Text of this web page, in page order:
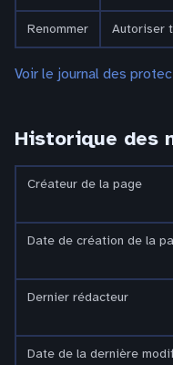
Renommer Autoriser
Voir le journal des
Historique des
Créateur de la page
Date de création de la
Dernier rédacteur
Date de la dernière